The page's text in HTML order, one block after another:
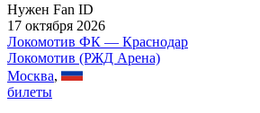
Нужен Fan ID
17 октября 2026
Локомотив ФК — Краснодар
Локомотив (РЖД Арена)
Москва,
билеты